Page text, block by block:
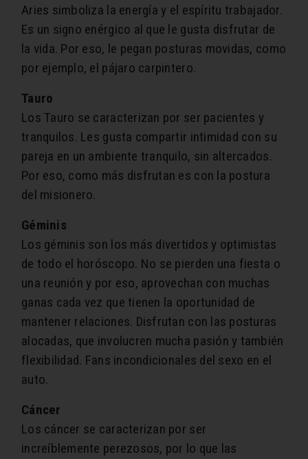
Aries simboliza la energía y el espíritu trabajador.
Es un signo enérgico al que le gusta disfrutar de
la vida. Por eso, le pegan posturas movidas, como
por ejemplo, el pájaro carpintero.
Tauro
Los Tauro se caracterizan por ser pacientes y
tranquilos. Les gusta compartir intimidad con su
pareja en un ambiente tranquilo, sin altercados.
Por eso, como más disfrutan es con la postura
del misionero.
Géminis
Los géminis son los más divertidos y optimistas
de todo el horóscopo. No se pierden una fiesta o
una reunión y por eso, aprovechan con muchas
ganas cada vez que tienen la oportunidad de
mantener relaciones. Disfrutan con las posturas
alocadas, que involucren mucha pasión y también
flexibilidad. Fans incondicionales del sexo en el
auto.
Cáncer
Los cáncer se caracterizan por ser
increíblemente perezosos, por lo que las